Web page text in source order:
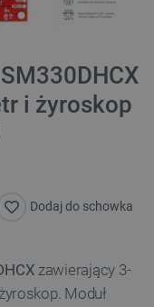
i żyroskop
Dodaj do schowka
zawierający 3-
Moduł